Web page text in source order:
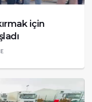
için